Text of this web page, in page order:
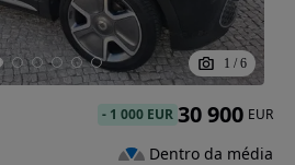
1 / 6
- 1 000 EUR 30 900 EUR
Dentro da média